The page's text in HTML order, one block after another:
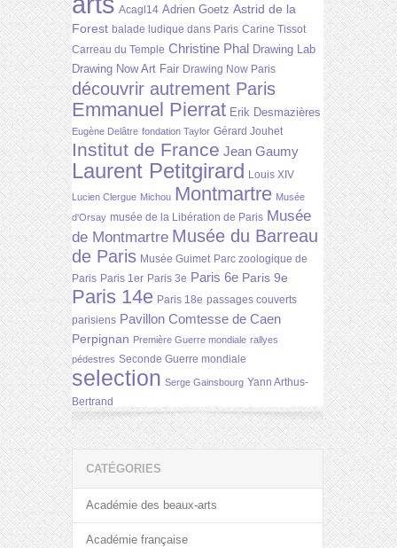
Acagl14 Adrien Goetz Astrid de la
Forest balade ludique dans Paris Carine Tissot
Carreau du Temple Christine Phal Drawing Lab
Drawing Now Art Fair Drawing Now Paris
découvrir autrement Paris
Emmanuel Pierrat Erik Desmazières
Eugène Delâtre fondation Taylor Gérard Jouhet
Institut de France Jean Gaumy
Laurent Petitgirard Louis XIV
Lucien Clergue Michou Montmartre Musée
d'Orsay musée de la Libération de Paris Musée
de Montmartre Musée du Barreau
de Paris Musée Guimet Parc zoologique de
Paris Paris 1er Paris 3e Paris 6e Paris 9e
Paris 14e Paris 18e passages couverts
parisiens Pavillon Comtesse de Caen
Perpignan Première Guerre mondiale rallyes
pédestres Seconde Guerre mondiale
selection Serge Gainsbourg Yann Arthus-
Bertrand
CATÉGORIES
Académie des beaux-arts
Académie française